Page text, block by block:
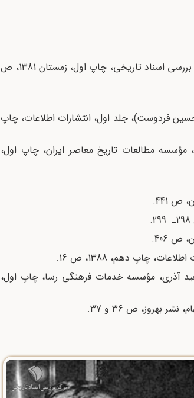
زنان دربار به روایت اسناد ساواک (اشرف پهلوی)، مرکز بررسی اسناد تاریخی، چاپ اول، زمستان 1381، ص
فردوست)، جلد اول، انتشارات اطلاعات، چاپ
مؤسسه مطالعات تاریخ معاصر ایران، چاپ اول،
441.
406.
چاپ دهم، 1388، ص 16.
آذری، مؤسسه خدمات فرهنگی رسا، چاپ اول،
بهروز، ص 36 و 37.